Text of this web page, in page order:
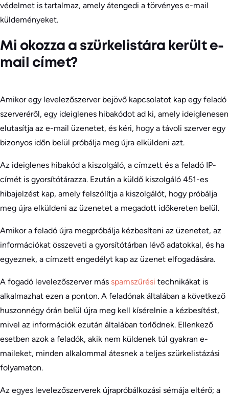
védelmet is tartalmaz, amely átengedi a törvényes e-mail
küldeményeket.
Mi okozza a szürkelistára került e-
mail címet?
Amikor egy levelezőszerver bejövő kapcsolatot kap egy feladó
szerveréről, egy ideiglenes hibakódot ad ki, amely ideiglenesen
elutasítja az e-mail üzenetet, és kéri, hogy a távoli szerver egy
bizonyos időn belül próbálja meg újra elküldeni azt.
Az ideiglenes hibakód a kiszolgáló, a címzett és a feladó IP-
címét is gyorsítótárazza. Ezután a küldő kiszolgáló 451-es
hibajelzést kap, amely felszólítja a kiszolgálót, hogy próbálja
meg újra elküldeni az üzenetet a megadott időkereten belül.
Amikor a feladó újra megpróbálja kézbesíteni az üzenetet, az
információkat összeveti a gyorsítótárban lévő adatokkal, és ha
egyeznek, a címzett engedélyt kap az üzenet elfogadására.
A fogadó levelezőszerver más spamszűrési technikákat is
alkalmazhat ezen a ponton. A feladónak általában a következő
huszonnégy órán belül újra meg kell kísérelnie a kézbesítést,
mivel az információk ezután általában törlődnek. Ellenkező
esetben azok a feladók, akik nem küldenek túl gyakran e-
maileket, minden alkalommal átesnek a teljes szürkelistázási
folyamaton.
Az egyes levelezőszerverek újrapróbálkozási sémája eltérő; a